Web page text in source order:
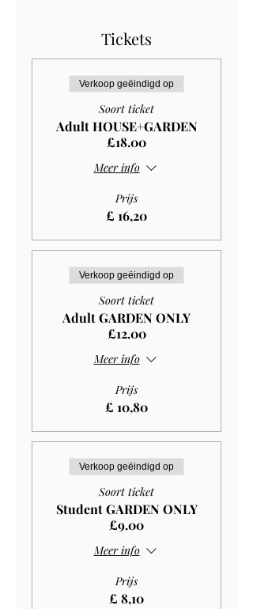
Tickets
Verkoop geëindigd op
Soort ticket
Adult HOUSE+GARDEN
£18.00
Meer info
Prijs
£ 16,20
Verkoop geëindigd op
Soort ticket
Adult GARDEN ONLY
£12.00
Meer info
Prijs
£ 10,80
Verkoop geëindigd op
Soort ticket
Student GARDEN ONLY
£9.00
Meer info
Prijs
£ 8,10